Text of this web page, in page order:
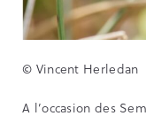
© Vincent Herledan
A l’occasion des